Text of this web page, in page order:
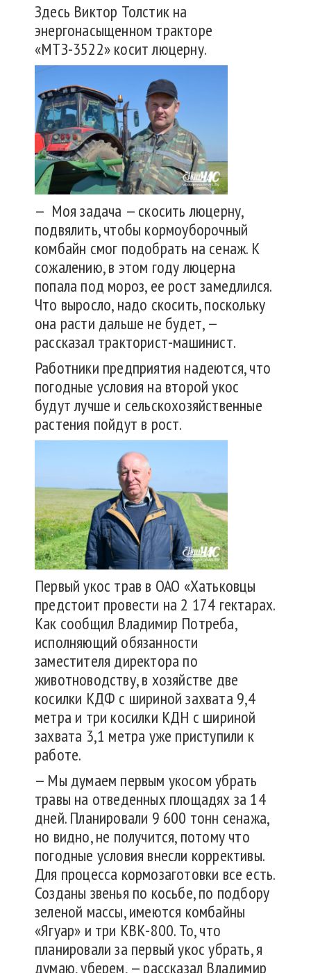
Здесь Виктор Толстик на
энергонасыщенном тракторе
«МТЗ-3522» косит люцерну.
— Моя задача — скосить люцерну,
подвялить, чтобы кормоуборочный
комбайн смог подобрать на сенаж. К
сожалению, в этом году люцерна
попала под мороз, ее рост замедлился.
Что выросло, надо скосить, поскольку
она расти дальше не будет, —
рассказал тракторист-машинист.
Работники предприятия надеются, что
погодные условия на второй укос
будут лучше и сельскохозяйственные
растения пойдут в рост.
Первый укос трав в ОАО «Хатьковцы
предстоит провести на 2 174 гектарах.
Как сообщил Владимир Потреба,
исполняющий обязанности
заместителя директора по
животноводству, в хозяйстве две
косилки КДФ с шириной захвата 9,4
метра и три косилки КДН с шириной
захвата 3,1 метра уже приступили к
работе.
— Мы думаем первым укосом убрать
травы на отведенных площадях за 14
дней. Планировали 9 600 тонн сенажа,
но видно, не получится, потому что
погодные условия внесли коррективы.
Для процесса кормозаготовки все есть.
Созданы звенья по косьбе, по подбору
зеленой массы, имеются комбайны
«Ягуар» и три КВК-800. То, что
планировали за первый укос убрать, я
думаю, уберем, — рассказал Владимир